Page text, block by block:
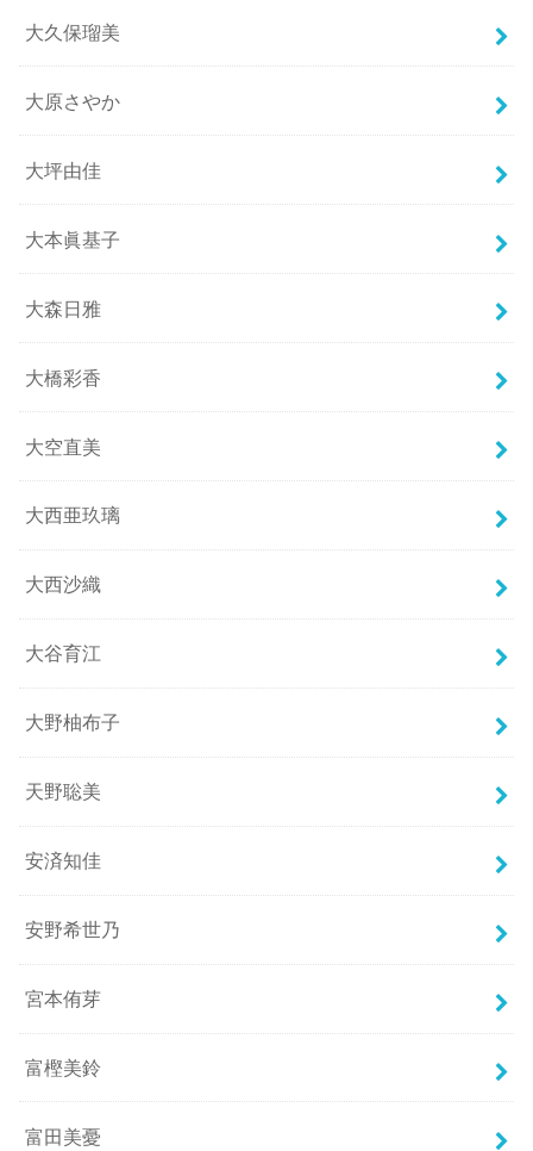
大久保瑠美
大原さやか
大坪由佳
大本眞基子
大森日雅
大橋彩香
大空直美
大西亜玖璃
大西沙織
大谷育江
大野柚布子
天野聡美
安済知佳
安野希世乃
宮本侑芽
富樫美鈴
富田美憂